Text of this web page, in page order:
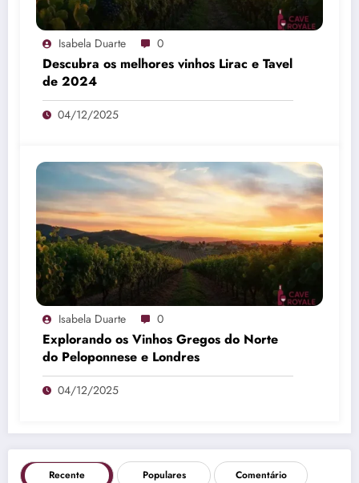
Isabela Duarte 0
Descubra os melhores vinhos Lirac e Tavel
de 2024
04/12/2025
Isabela Duarte 0
Explorando os Vinhos Gregos do Norte
do Peloponnese e Londres
04/12/2025
Recente Populares Comentário